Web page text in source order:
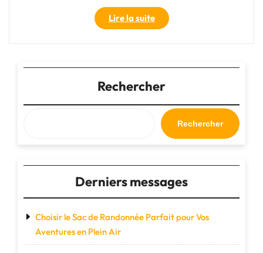
Lire la suite"Découvrez
le
sac
dos
de
randonnée
idéal
pour
vos
air"
Rechercher
Rechercher
Derniers messages
Choisir le Sac de Randonnée Parfait pour Vos
Aventures en Plein Air